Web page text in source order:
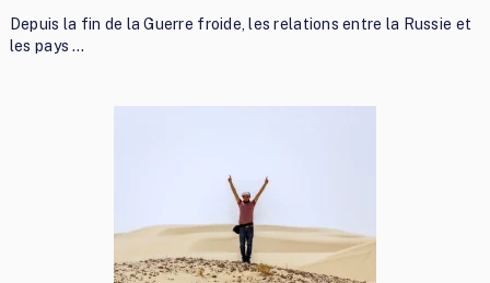
Depuis la fin de la Guerre froide, les relations entre la Russie et
les pays …